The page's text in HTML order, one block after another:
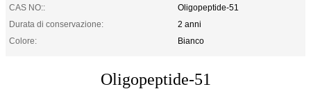
CAS NO::
Oligopeptide-51
Durata di conservazione:
2 anni
Colore:
Bianco
Oligopeptide-51